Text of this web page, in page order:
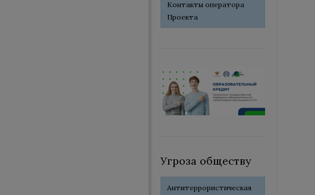
Контакты оператора
Проекта
Угроза обществу
Антитеррористическая